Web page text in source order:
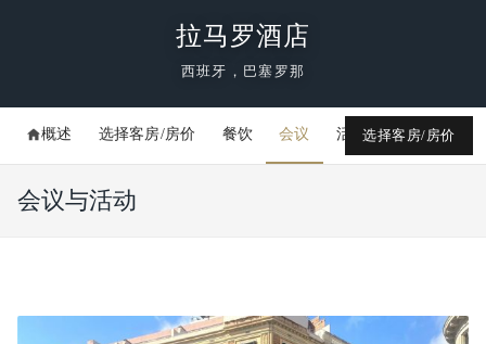
拉马罗酒店
西班牙，巴塞罗那
概述 选择客房/房价 餐饮 会议 活动 媒体库
选择客房/房价
会议与活动